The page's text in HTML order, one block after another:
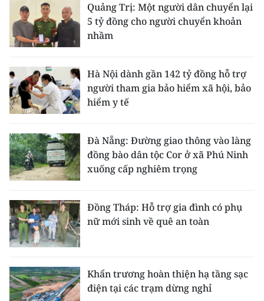
Quảng Trị: Một người dân chuyển lại
5 tỷ đồng cho người chuyển khoản
nhầm
Hà Nội dành gần 142 tỷ đồng hỗ trợ
người tham gia bảo hiểm xã hội, bảo
hiểm y tế
Đà Nẵng: Đường giao thông vào làng
đồng bào dân tộc Cor ở xã Phú Ninh
xuống cấp nghiêm trọng
Đồng Tháp: Hỗ trợ gia đình có phụ
nữ mới sinh về quê an toàn
Khẩn trương hoàn thiện hạ tầng sạc
điện tại các trạm dừng nghỉ